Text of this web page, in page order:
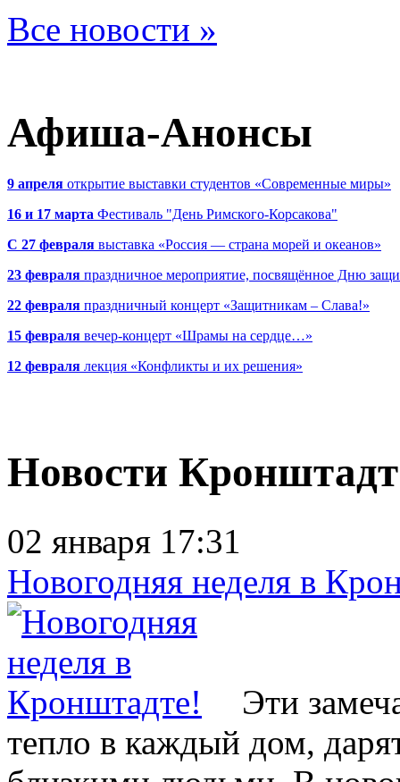
Все новости »
Афиша-Анонсы
9 апреля открытие выставки студентов «Современные миры»
16 и 17 марта Фестиваль "День Римского-Корсакова"
С 27 февраля выставка «Россия — страна морей и океанов»
23 февраля праздничное мероприятие, посвящённое Дню
22 февраля праздничный концерт «Защитникам – Слава!»
15 февраля вечер-концерт «Шрамы на сердце…»
12 февраля лекция «Конфликты и их решения»
Новости
02 января 17:31
Новогодняя неделя в
Эти
тепло в каждый дом,